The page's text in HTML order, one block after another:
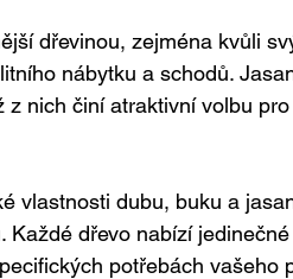
dřevinou, zejména kvůli
nábytku a schodů.
z nich činí atraktivní volbu pro
vlastnosti dubu, buku a
dřevo nabízí jedinečné
potřebách vašeho